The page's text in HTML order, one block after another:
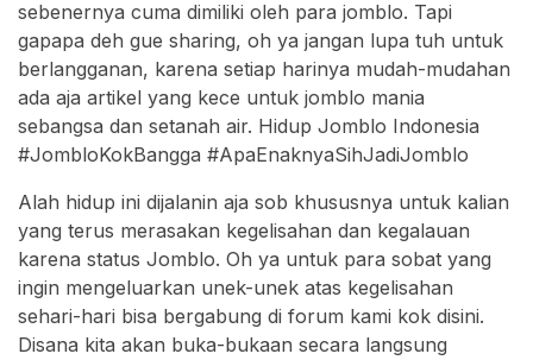
sebenernya cuma dimiliki oleh para jomblo. Tapi
gapapa deh gue sharing, oh ya jangan lupa tuh untuk
berlangganan, karena setiap harinya mudah-mudahan
ada aja artikel yang kece untuk jomblo mania
sebangsa dan setanah air. Hidup Jomblo Indonesia
#JombloKokBangga #ApaEnaknyaSihJadiJomblo
Alah hidup ini dijalanin aja sob khususnya untuk kalian
yang terus merasakan kegelisahan dan kegalauan
karena status Jomblo. Oh ya untuk para sobat yang
ingin mengeluarkan unek-unek atas kegelisahan
sehari-hari bisa bergabung di forum kami kok disini.
Disana kita akan buka-bukaan secara langsung